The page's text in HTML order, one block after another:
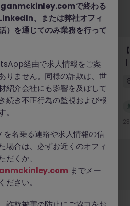
の求人
券サービス法務
界水準による
もっと見る
ピックス当社について 法務 クッキーの設定
で終わる
、または弊社オフィ
）を通じてのみ業務を行って
経由で求人情報をご案
りません。同様の詐欺は、世
紹介会社にも影響を及ぼして
続き不正行為の監視および報
名乗る連絡や求人情報の信
場合は、必ずお近くのオフィ
だくか、
までメー
ださい。